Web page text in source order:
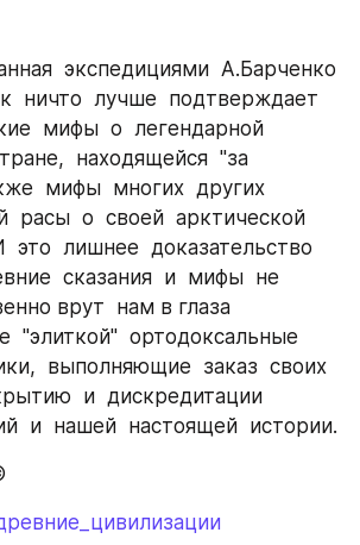
экспедициями  А.Барченко
ничто  лучше  подтверждает
мифы  о  легендарной
находящейся  "за
мифы  многих  других
расы  о  своей  арктической
это  лишнее  доказательство
сказания  и  мифы  не
врут  нам в глаза
"элиткой"  ортодоксальные
выполняющие  заказ  своих
и  дискредитации
и  нашей  настоящей  истории.